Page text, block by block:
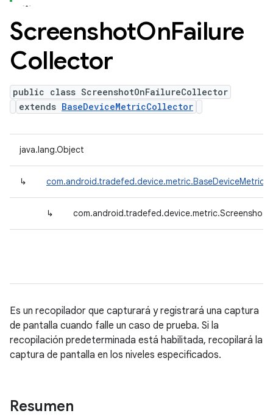
ScreenshotOnFailure
Collector
public class ScreenshotOnFailureCollector
extends BaseDeviceMetricCollector
java.lang.Object
↳
↳
Es un recopilador que capturará y registrará una captura
de pantalla cuando falle un caso de prueba. Si la
recopilación predeterminada está habilitada, recopilará la
captura de pantalla en los niveles especificados.
Resumen